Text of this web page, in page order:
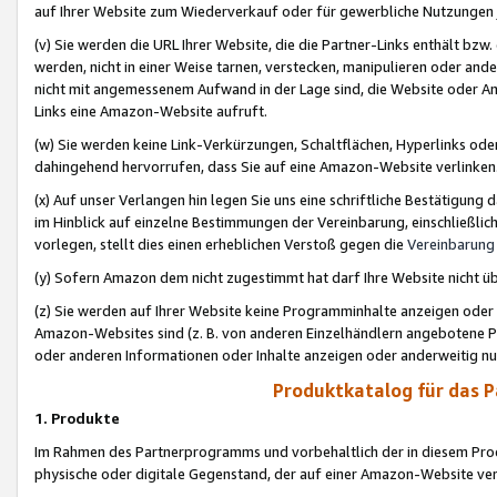
auf Ihrer Website zum Wiederverkauf oder für gewerbliche
(v) Sie werden die URL Ihrer Website, die die Partner-Links enthält
werden, nicht in einer Weise tarnen, verstecken, manipulieren oder
nicht mit angemessenem Aufwand in der Lage sind, die Website oder
Links eine Amazon-Website aufruft.
(w) Sie werden keine Link-Verkürzungen, Schaltflächen, Hyperlinks
dahingehend hervorrufen, dass Sie auf eine Amazon-Website
(x) Auf unser Verlangen hin legen Sie uns eine schriftliche
im Hinblick auf einzelne Bestimmungen der Vereinbarung,
vorlegen, stellt dies einen erheblichen Verstoß gegen die Vereinbarung
(y) Sofern Amazon dem nicht zugestimmt hat darf Ihre Website nicht
(z) Sie werden auf Ihrer Website keine Programminhalte anzeigen
Amazon-Websites sind (z. B. von anderen Einzelhändlern
oder anderen Informationen oder Inhalte anzeigen oder anderweitig
Produktkatalog für das
1. Produkte
Im Rahmen des Partnerprogramms und vorbehaltlich der in diesem
physische oder digitale Gegenstand, der auf einer Amazon-Website